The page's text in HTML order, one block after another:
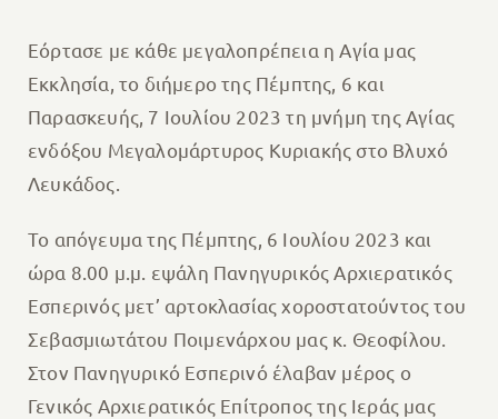
Εόρτασε με κάθε μεγαλοπρέπεια η Αγία μας
Εκκλησία, το διήμερο της Πέμπτης, 6 και
Παρασκευής, 7 Ιουλίου 2023 τη μνήμη της Αγίας
ενδόξου Μεγαλομάρτυρος Κυριακής στο Βλυχό
Λευκάδος.
Το απόγευμα της Πέμπτης, 6 Ιουλίου 2023 και
ώρα 8.00 μ.μ. εψάλη Πανηγυρικός Αρχιερατικός
Εσπερινός μετ’ αρτοκλασίας χοροστατούντος του
Σεβασμιωτάτου Ποιμενάρχου μας κ. Θεοφίλου.
Στον Πανηγυρικό Εσπερινό έλαβαν μέρος ο
Γενικός Αρχιερατικός Επίτροπος της Ιεράς μας